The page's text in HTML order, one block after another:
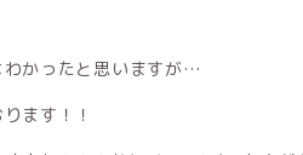
わかったと思いますが…
ます！！